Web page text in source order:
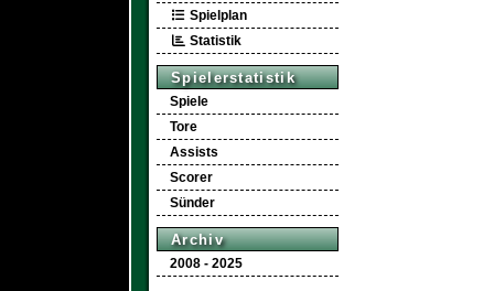
Spielplan
Statistik
Spielerstatistik
Spiele
Tore
Assists
Scorer
Sünder
Archiv
2008 - 2025